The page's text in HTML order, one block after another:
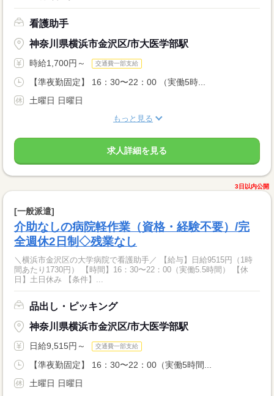
看護助手
神奈川県横浜市金沢区/市大医学部駅
時給1,700円～ 交通費一部支給
【準夜勤固定】 16：30〜22：00 （実働5時...
土曜日 日曜日
もっと見る
求人詳細を見る
3日以内公開
[一般派遣]
介助なしの病院軽作業（資格・経験不要）/完
全週休2日制◇残業なし
＼横浜市金沢区の大学病院で看護助手／ 【給与】日給9515円（1時
間あたり1730円） 【時間】16：30〜22：00（実働5.5時間） 【休
日】土日休み 【条件】...
品出し・ピッキング
神奈川県横浜市金沢区/市大医学部駅
日給9,515円～ 交通費一部支給
【準夜勤固定】 16：30〜22：00（実働5時間...
土曜日 日曜日